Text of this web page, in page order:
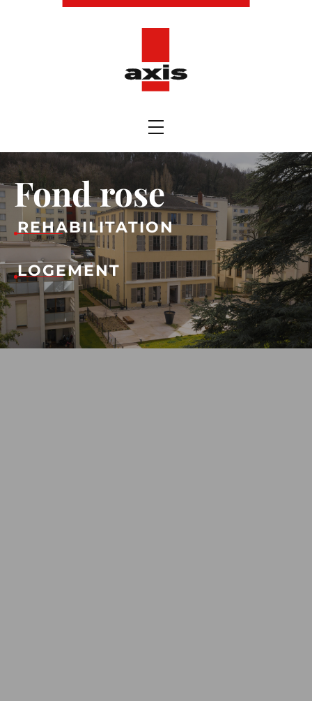
Fond rose
REHABILITATION
LOGEMENT